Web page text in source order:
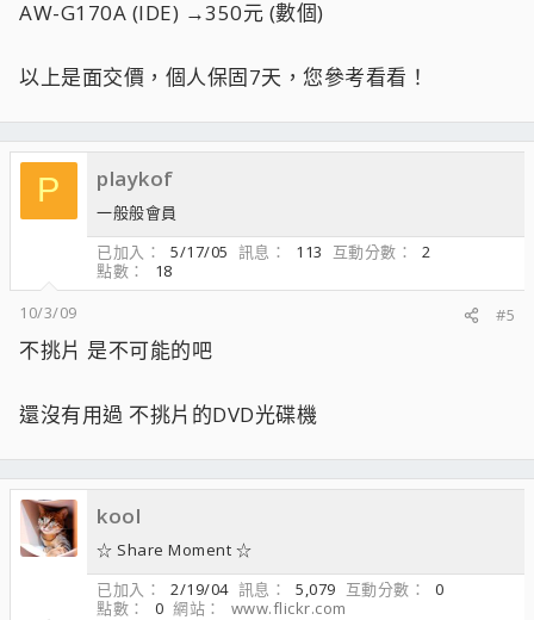
AW-G170A (IDE) →350元 (數個)
以上是面交價，個人保固7天，您參考看看！
P playkof
一般般會員
已加入
5/17/05 訊息 113 互動分數
2
點數
18
10/3/09
#5
不挑片 是不可能的吧
還沒有用過 不挑片的DVD光碟機
kool
☆ Share Moment ☆
已加入
2/19/04 訊息 5,079 互動分數
0
點數
0 網站
www.flickr.com